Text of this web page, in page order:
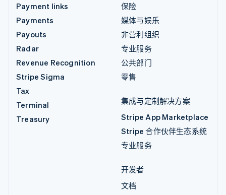
Payment links
Payments
Payouts
Radar
Revenue Recognition
Stripe Sigma
Tax
Terminal
Treasury
保险
媒体与娱乐
非营利组织
专业服务
公共部门
零售
集成与定制解决方案
Stripe App Marketplace
Stripe 合作伙伴生态系统
专业服务
开发者
文档